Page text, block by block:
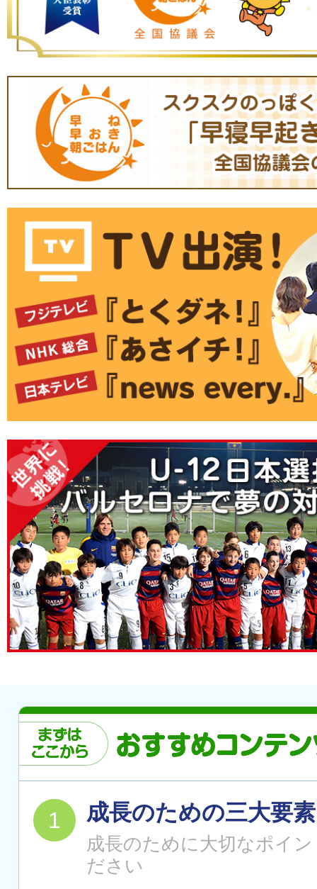
成長のための三大要素
成長のために大切なポイ
ださい